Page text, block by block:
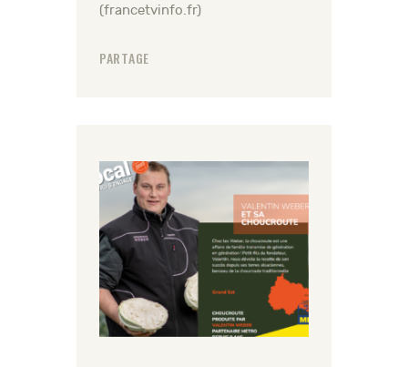
(francetvinfo.fr)
PARTAGE